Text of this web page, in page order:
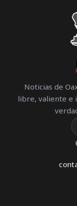
Noticias de
libre, valiente e